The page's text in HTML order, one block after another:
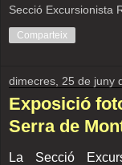
Secció Excursionista
Comparteix
dimecres, 25 de juny
Exposició
Serra de
La Secció